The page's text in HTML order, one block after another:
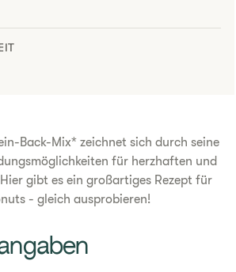
Back-Mix* zeichnet sich durch seine
für herzhaften und
gibt es ein großartiges Rezept für
- gleich ausprobieren!